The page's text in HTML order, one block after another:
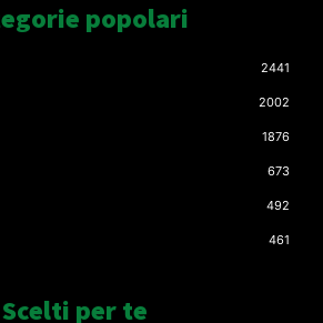
popolari
2441
2002
1876
673
492
461
Scelti per te